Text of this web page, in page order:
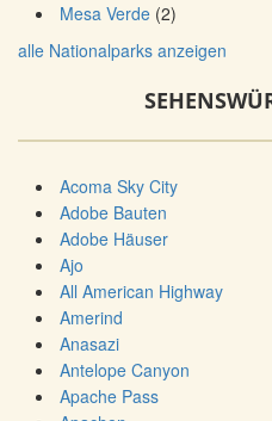
Mesa Verde (2)
alle Nationalparks anzeigen
Acoma Sky City
Adobe Bauten
Adobe Häuser
Ajo
All American Highway
Amerind
Anasazi
Antelope Canyon
Apache Pass